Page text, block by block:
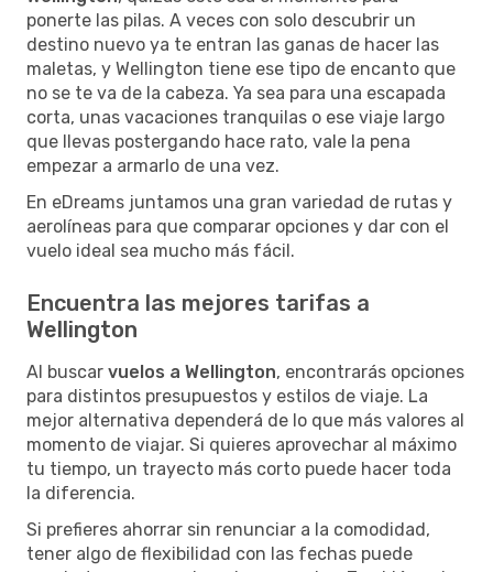
ponerte las pilas. A veces con solo descubrir un
destino nuevo ya te entran las ganas de hacer las
maletas, y Wellington tiene ese tipo de encanto que
no se te va de la cabeza. Ya sea para una escapada
corta, unas vacaciones tranquilas o ese viaje largo
que llevas postergando hace rato, vale la pena
empezar a armarlo de una vez.
En eDreams juntamos una gran variedad de rutas y
aerolíneas para que comparar opciones y dar con el
vuelo ideal sea mucho más fácil.
Encuentra las mejores tarifas a
Wellington
Al buscar vuelos a Wellington, encontrarás opciones
para distintos presupuestos y estilos de viaje. La
mejor alternativa dependerá de lo que más valores al
momento de viajar. Si quieres aprovechar al máximo
tu tiempo, un trayecto más corto puede hacer toda
la diferencia.
Si prefieres ahorrar sin renunciar a la comodidad,
tener algo de flexibilidad con las fechas puede